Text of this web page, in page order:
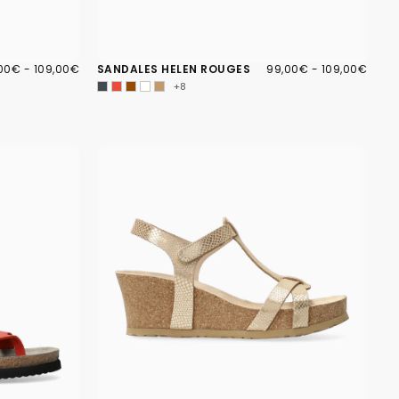
- PRIX
109,00€ SANDALES HELEN ROUGES 99,00€
PRIX
99,00€ - PRIX
109,00€
+8